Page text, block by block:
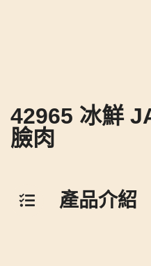
42965 冰鮮
臉肉
產品介紹